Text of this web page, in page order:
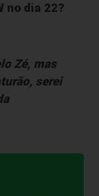
no dia 22?
Zé, mas
serei